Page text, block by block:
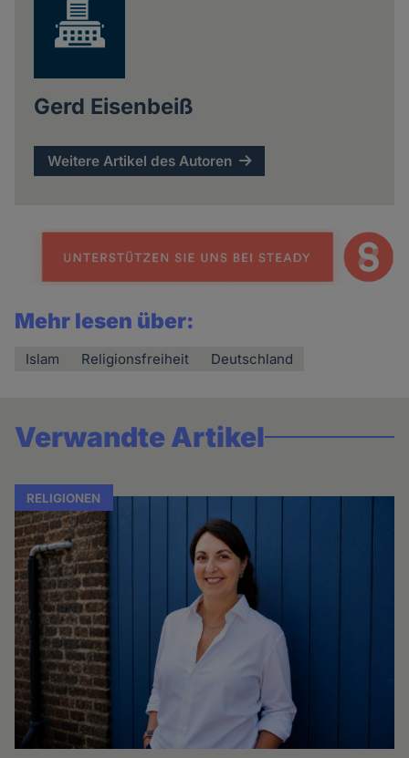
Gerd Eisenbeiß
Weitere Artikel des Autoren
Mehr lesen über:
Islam Religionsfreiheit Deutschland
Verwandte Artikel
RELIGIONEN